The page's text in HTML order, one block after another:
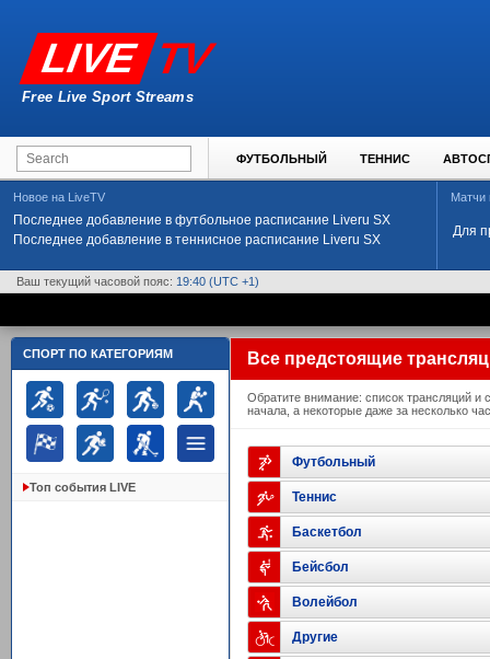
LIVE TV
Free Live Sport Streams
ФУТБОЛЬНЫЙ ТЕННИС
Новое на LiveTV
Последнее добавление в футбольное расписание Liveru SX
Последнее добавление в теннисное расписание Liveru SX
Матчи
Для
Ваш текущий часовой пояс: 19:40 (UTC +1)
СПОРТ ПО КАТЕГОРИЯМ
Топ события LIVE
Все предстоящие
Обратите внимание: список трансляций и
начала, а некоторые даже за несколько
Футбольный
Теннис
Баскетбол
Бейсбол
Волейбол
Другие